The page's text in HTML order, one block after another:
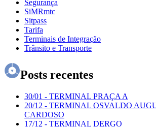
Segurança
SiMRmtc
Sitpass
Tarifa
Terminais de Integração
Trânsito e Transporte
Posts recentes
30/01 - TERMINAL PRAÇA A
20/12 - TERMINAL OSVALDO
CARDOSO
17/12 - TERMINAL DERGO